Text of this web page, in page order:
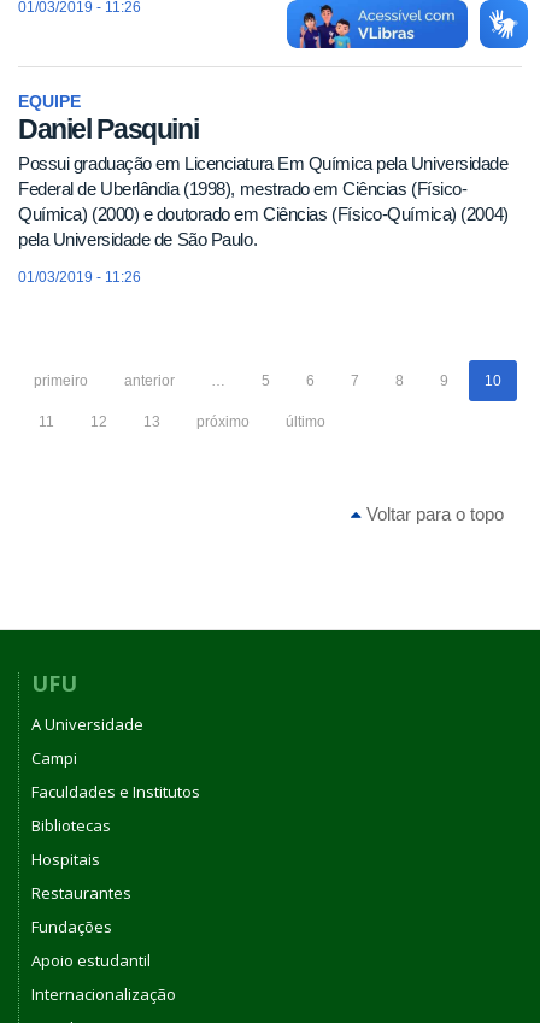
01/03/2019 - 11:26
EQUIPE
Daniel Pasquini
Possui graduação em Licenciatura Em Química pela Universidade
Federal de Uberlândia (1998), mestrado em Ciências (Físico-
Química) (2000) e doutorado em Ciências (Físico-Química) (2004)
pela Universidade de São Paulo.
01/03/2019 - 11:26
primeiro anterior … 5 6 7 8 9 10
11 12 13 próximo último
Voltar para o topo
UFU
A Universidade
Campi
Faculdades e Institutos
Bibliotecas
Hospitais
Restaurantes
Fundações
Apoio estudantil
Internacionalização